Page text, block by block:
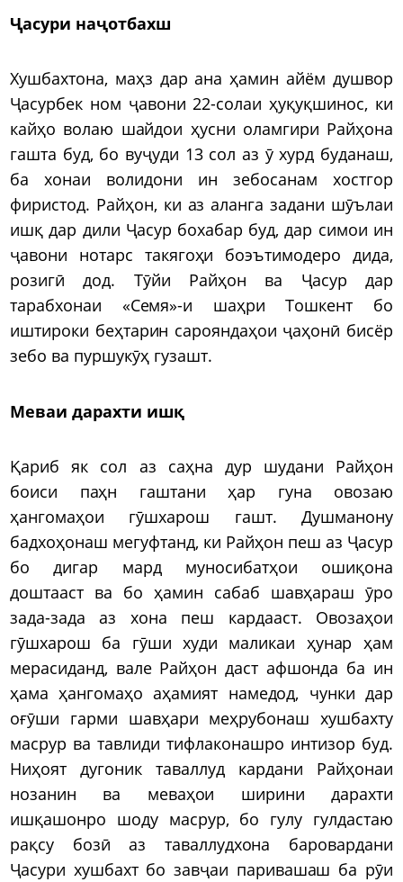
Ҷасури наҷотбахш
Хушбахтона, маҳз дар ана ҳамин айём душвор
Ҷасурбек ном ҷавони 22-солаи ҳуқуқшинос, ки
кайҳо волаю шайдои ҳусни оламгири Райҳона
гашта буд, бо вуҷуди 13 сол аз ӯ хурд буданаш,
ба хонаи волидони ин зебосанам хостгор
фиристод. Райҳон, ки аз аланга задани шӯълаи
ишқ дар дили Ҷасур бохабар буд, дар симои ин
ҷавони нотарс такягоҳи боэътимодеро дида,
розигӣ дод. Тӯйи Райҳон ва Ҷасур дар
тарабхонаи «Семя»-и шаҳри Тошкент бо
иштироки беҳтарин сарояндаҳои ҷаҳонӣ бисёр
зебо ва пуршукӯҳ гузашт.
Меваи дарахти ишқ
Қариб як сол аз саҳна дур шудани Райҳон
боиси паҳн гаштани ҳар гуна овозаю
ҳангомаҳои гӯшхарош гашт. Душманону
бадхоҳонаш мегуфтанд, ки Райҳон пеш аз Ҷасур
бо дигар мард муносибатҳои ошиқона
доштааст ва бо ҳамин сабаб шавҳараш ӯро
зада-зада аз хона пеш кардааст. Овозаҳои
гӯшхарош ба гӯши худи маликаи ҳунар ҳам
мерасиданд, вале Райҳон даст афшонда ба ин
ҳама ҳангомаҳо аҳамият намедод, чунки дар
оғӯши гарми шавҳари меҳрубонаш хушбахту
масрур ва тавлиди тифлаконашро интизор буд.
Ниҳоят дугоник таваллуд кардани Райҳонаи
нозанин ва меваҳои ширини дарахти
ишқашонро шоду масрур, бо гулу гулдастаю
рақсу бозӣ аз таваллудхона баровардани
Ҷасури хушбахт бо завҷаи паривашаш ба рӯи